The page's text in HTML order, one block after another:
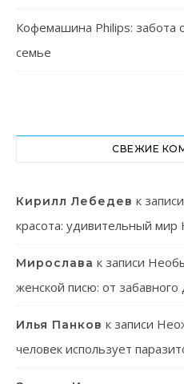
Кофемашина Philips: забота
семье
СВЕЖИЕ
Кирилл Лебедев к записи
красота: удивительный
Мирослава к записи
женской писю: от забавного
Илья Панков к записи
человек использует